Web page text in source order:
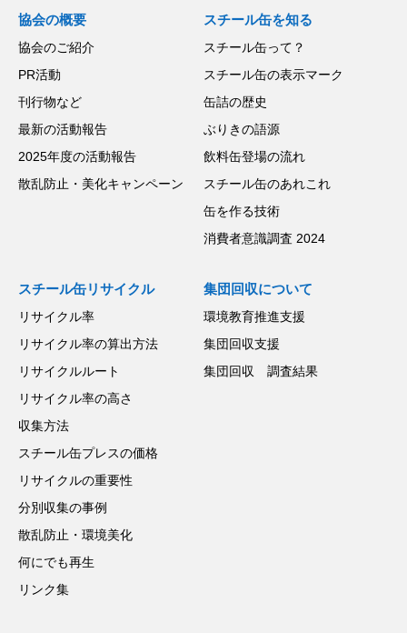
協会の概要
協会のご紹介
PR活動
刊行物など
最新の活動報告
2025年度の活動報告
散乱防止・美化キャンペーン
スチール缶を知る
スチール缶って？
スチール缶の表示マーク
缶詰の歴史
ぶりきの語源
飲料缶登場の流れ
スチール缶のあれこれ
缶を作る技術
消費者意識調査 2024
スチール缶リサイクル
リサイクル率
リサイクル率の算出方法
リサイクルルート
リサイクル率の高さ
収集方法
スチール缶プレスの価格
リサイクルの重要性
分別収集の事例
散乱防止・環境美化
何にでも再生
リンク集
集団回収について
環境教育推進支援
集団回収支援
集団回収 調査結果